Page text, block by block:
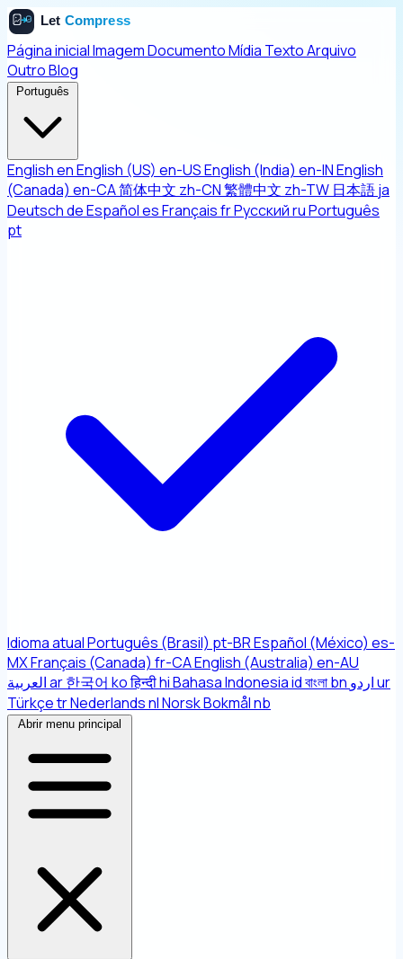
Página inicialImagemDocumentoMídia TextoArquivo
OutroBlog
Português
EnglishenEnglish (US) en-USEnglish (India) en-INEnglish
(Canada) en-CA简体中文 zh-CN繁體中文 zh-TW 日本語ja
DeutschdeEspañolesFrançaisfrРусскийruPortuguês
pt
Idioma atualPortuguês (Brasil) pt-BREspañol (México) es-
MXFrançais (Canada) fr-CAEnglish (Australia) en-AU
العربيةar한국어 koहिन्दीhiBahasa Indonesiaidবাংলাbn اردوur
TürkçetrNederlandsnlNorsk Bokmålnb
Abrir menu principal